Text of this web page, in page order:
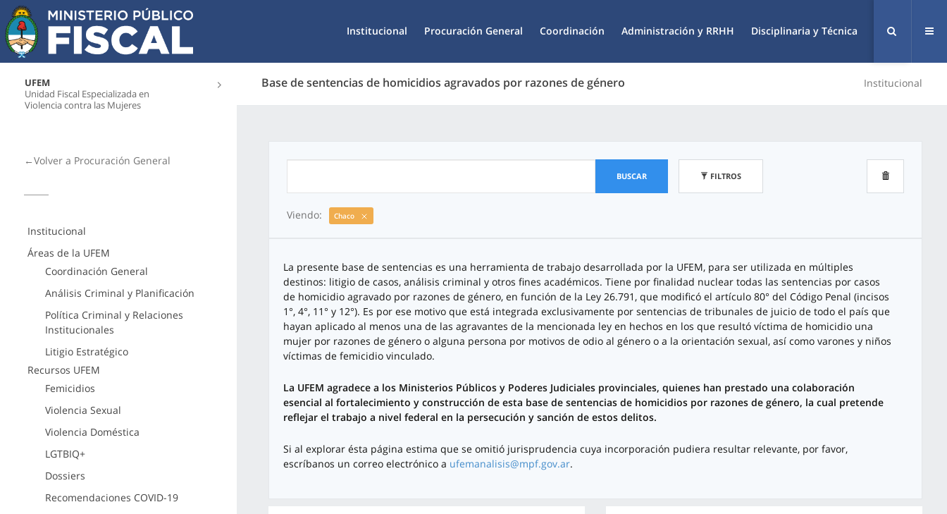
Institucional Procuración General Coordinación Administración y RRHH Disciplinaria y Técnica
UFEM
Unidad Fiscal Especializada en
Violencia contra las Mujeres
Base de sentencias de homicidios agravados por razones de género Institucional
←Volver a Procuración General
Institucional
Áreas de la UFEM
Coordinación General
Análisis Criminal y Planificación
Política Criminal y Relaciones
Institucionales
Litigio Estratégico
Recursos UFEM
Femicidios
Violencia Sexual
Violencia Doméstica
LGTBIQ+
Dossiers
Recomendaciones COVID-19
BUSCAR FILTROS
Viendo: Chaco
La presente base de sentencias es una herramienta de trabajo desarrollada por la UFEM, para ser utilizada en múltiples
destinos: litigio de casos, análisis criminal y otros fines académicos. Tiene por finalidad nuclear todas las sentencias por casos
de homicidio agravado por razones de género, en función de la Ley 26.791, que modificó el artículo 80° del Código Penal (incisos
1°, 4°, 11° y 12°). Es por ese motivo que está integrada exclusivamente por sentencias de tribunales de juicio de todo el país que
hayan aplicado al menos una de las agravantes de la mencionada ley en hechos en los que resultó víctima de homicidio una
mujer por razones de género o alguna persona por motivos de odio al género o a la orientación sexual, así como varones y niños
víctimas de femicidio vinculado.
La UFEM agradece a los Ministerios Públicos y Poderes Judiciales provinciales, quienes han prestado una colaboración
esencial al fortalecimiento y construcción de esta base de sentencias de homicidios por razones de género, la cual pretende
reflejar el trabajo a nivel federal en la persecución y sanción de estos delitos.
Si al explorar ésta página estima que se omitió jurisprudencia cuya incorporación pudiera resultar relevante, por favor,
escríbanos un correo electrónico a ufemanalisis@mpf.gov.ar.